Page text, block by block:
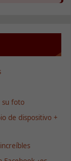
su foto
de dispositivo +